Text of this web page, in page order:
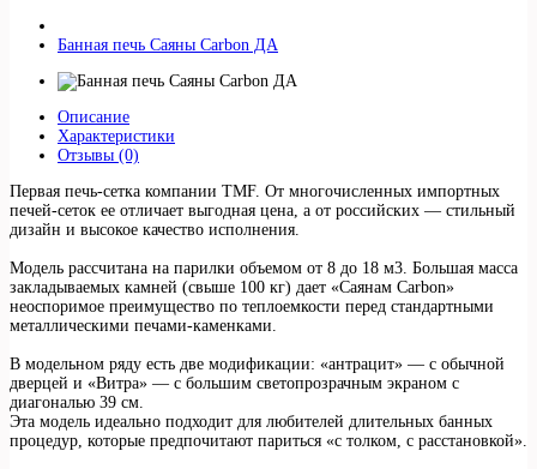
Банная печь Саяны Carbon ДА
Описание
Характеристики
Отзывы (0)
Первая печь-сетка компании TMF. От многочисленных импортных
печей-сеток ее отличает выгодная цена, а от российских — стильный
дизайн и высокое качество исполнения.
Модель рассчитана на парилки объемом от 8 до 18 м3. Большая масса
закладываемых камней (свыше 100 кг) дает «Саянам Carbon»
неоспоримое преимущество по теплоемкости перед стандартными
металлическими печами-каменками.
В модельном ряду есть две модификации: «антрацит» — с обычной
дверцей и «Витра» — с большим светопрозрачным экраном с
диагональю 39 см.
Эта модель идеально подходит для любителей длительных банных
процедур, которые предпочитают париться «с толком, с расстановкой».